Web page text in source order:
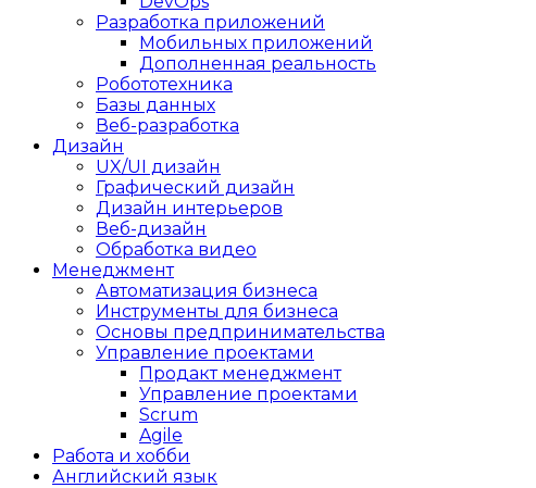
Разработка приложений
Мобильных приложений
Дополненная реальность
Робототехника
Базы данных
Веб-разработка
Дизайн
UX/UI дизайн
Графический дизайн
Дизайн интерьеров
Веб-дизайн
Обработка видео
Менеджмент
Автоматизация бизнеса
Инструменты для бизнеса
Основы предпринимательства
Управление проектами
Продакт менеджмент
Управление проектами
Scrum
Agile
Работа и хобби
Английский язык